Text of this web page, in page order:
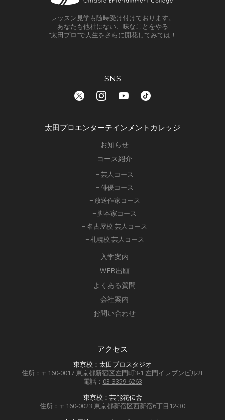
レッスン見学も随時受け付けております。
あなたも他社にない、味なことをやる
“太田プロ”で人生をさらに開花してみては！
SNS
太田プロエンターテインメントカレッジ
お知らせ
コース紹介
− 芸人コース
− 俳優コース
− 放送作家コース
− 脚本家コース
− 名古屋校 芸人コース
− 札幌校 芸人コース
入学案内
WEB出願
よくある質問
会社案内
お問い合わせ
アクセス
東京校：太田プロスタジオ
住所：〒160-0017東京都新宿区左門町3-1 左門イレブンビル2F
電話： 03-3359-6263
東京校：芸能花伝舎
住所：〒160-0023 東京都新宿区西新宿6丁目12-30